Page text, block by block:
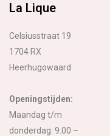
La Lique
Celsiusstraat 19
1704 RX
Heerhugowaard
Openingstijden:
Maandag t/m
donderdag: 9.00 –